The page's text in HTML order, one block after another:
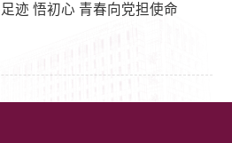
迹 悟初心 青春向党担使命